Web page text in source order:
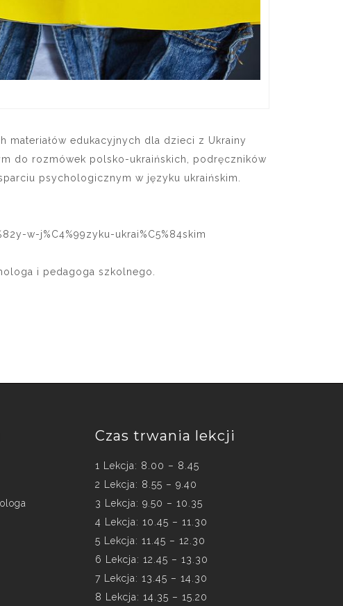
materiałów edukacyjnych dla dzieci z Ukrainy
do rozmówek polsko-ukraińskich, podręczników
psychologicznym w języku ukraińskim.
w-j%C4%99zyku-ukrai%C5%84skim
i pedagoga szkolnego.
Czas trwania lekcji
1 Lekcja: 8.00 – 8.45
2 Lekcja: 8.55 – 9.40
3 Lekcja: 9.50 – 10.35
4 Lekcja: 10.45 – 11.30
5 Lekcja: 11.45 – 12.30
6 Lekcja: 12.45 – 13.30
7 Lekcja: 13.45 – 14.30
8 Lekcja: 14.35 – 15.20